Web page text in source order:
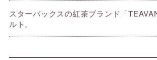
スターバックスの紅茶ブランド「
ルト。